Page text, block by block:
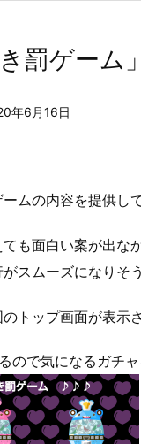
き罰ゲー
年6月16日
ムの内容を提供し
も面白い案が出な
スムーズになりそ
トップ画面が表示
ので気になるガチャ